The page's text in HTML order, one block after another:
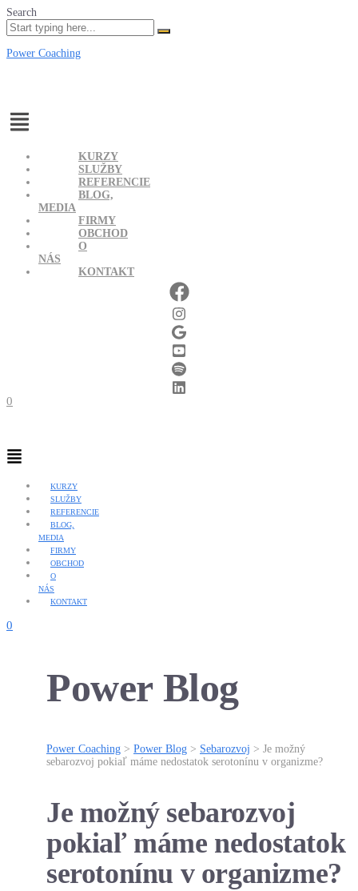
Search
Power Coaching
Menu
KURZY
SLUŽBY
REFERENCIE
BLOG,
MEDIA
FIRMY
OBCHOD
O
NÁS
KONTAKT
0
Menu
KURZY
SLUŽBY
REFERENCIE
BLOG,
MEDIA
FIRMY
OBCHOD
O
NÁS
KONTAKT
0
Power Blog
Power Coaching > Power Blog > Sebarozvoj > Je možný
sebarozvoj pokiaľ máme nedostatok serotonínu v organizme?
Je možný sebarozvoj
pokiaľ máme nedostatok
serotonínu v organizme?